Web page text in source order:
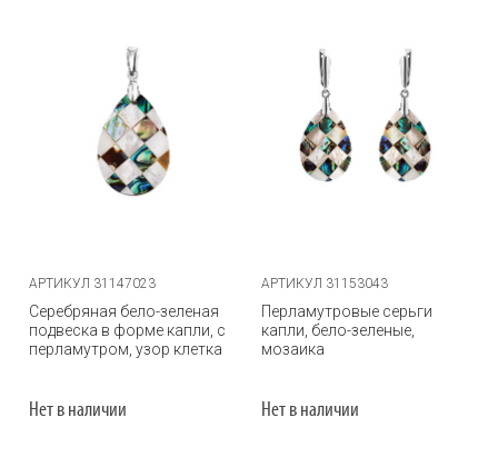
АРТИКУЛ 31147023
Серебряная бело-зеленая
подвеска в форме капли, с
перламутром, узор клетка
Нет в наличии
АРТИКУЛ 31153043
Перламутровые серьги
капли, бело-зеленые,
мозаика
Нет в наличии